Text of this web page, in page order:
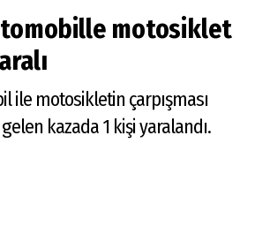
motosiklet
ile motosikletin çarpışması
kazada 1 kişi yaralandı.